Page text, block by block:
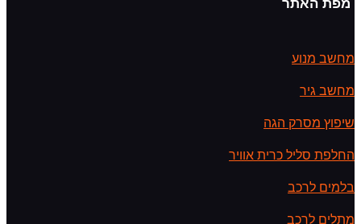
מפת האתר
מחשב מנוע
מחשב גיר
שיפוץ מסרק הגה
החלפת סליל כרית אוויר
בלמים לרכב
מתלים לרכב